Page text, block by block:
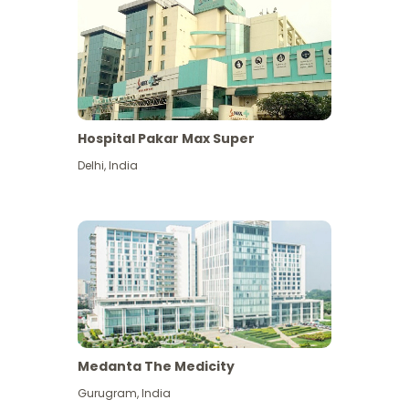
Hospital Pakar Max Super
Delhi,India
Medanta The Medicity
Gurugram,India